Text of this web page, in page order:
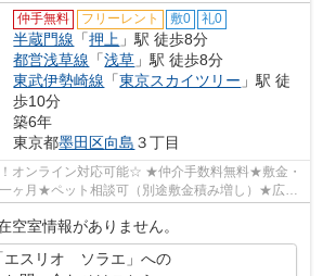
仲手無料 フリーレント 敷0 礼0
半蔵門線 「押上 」駅 徒歩8分
都営浅草線 「浅草 」駅 徒歩8分
東武伊勢崎線 「東京スカイツリー 」駅 徒
歩10分
築6年
東京都墨田区向島 ３丁目
オンライン対応可能☆ ★仲介手数料無料★敷金・
ヶ月★ペット相談可（別途敷金積み増し）★広々
空室情報がありません。
エスリオ ソラエ」への